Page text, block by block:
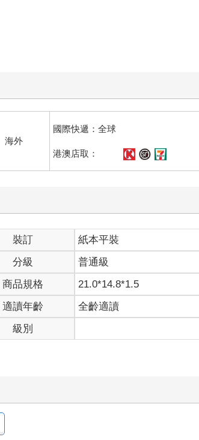
，一秒就勾得她戰慄入骨。
，周遭都褪去顏色，氣勢磅礡的舞群、尖叫舞
所有美好的幻想都能實現，連她這點奢侈的
就在開場不久後就被擠往不同方向分散開來。
的空間。偶像的每一個眨眼、每一次伸手都像
釐清現在她紛亂的心緒，到底想要接近，還是
的歌聲，甚至是首飾在舞蹈動作中的碰撞聲，
上去很燦爛，卻沒有多久的保鮮期。所以和
能唱跳的偶像們，一旦體力衰退、容顏老去，
又收了回去。
會面對面感謝妳。」
海外
國際快遞：全球
港澳店取：
裝訂
紙本平裝
分級
普通級
商品規格
21.0*14.8*1.5
適讀年齡
全齡適讀
級別